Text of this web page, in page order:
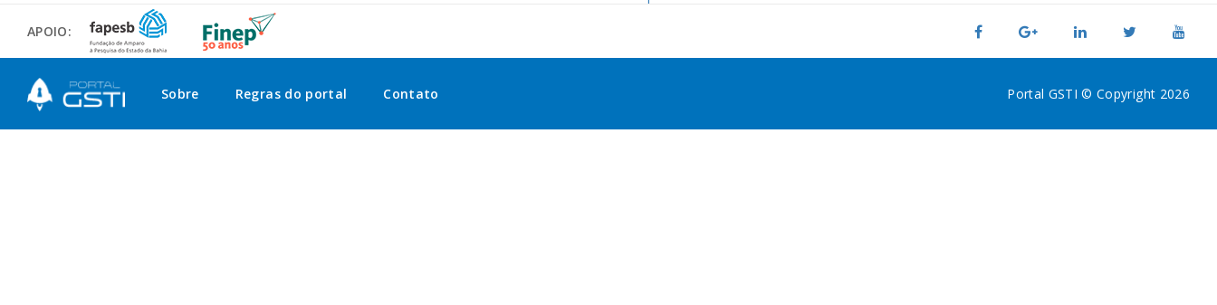
APOIO:
Sobre Regras do portal Contato Portal GSTI © Copyright 2026